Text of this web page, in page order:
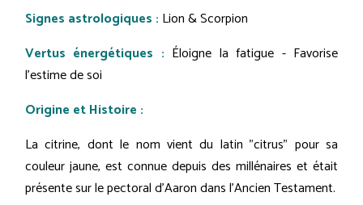
Signes astrologiques : Lion & Scorpion
Vertus énergétiques : Éloigne la fatigue - Favorise
l'estime de soi
Origine et Histoire :
La citrine, dont le nom vient du latin "citrus" pour sa
couleur jaune, est connue depuis des millénaires et était
présente sur le pectoral d’Aaron dans l'Ancien Testament.